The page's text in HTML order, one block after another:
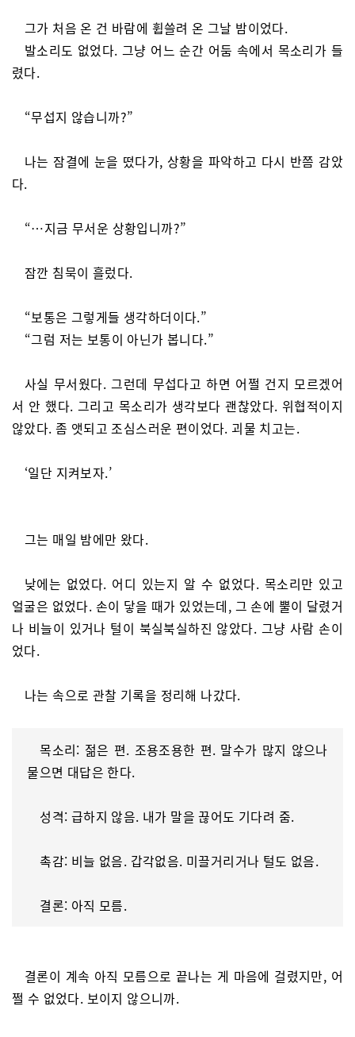
그가 처음 온 건 바람에 휩쓸려 온 그날 밤이었다.
발소리도 없었다. 그냥 어느 순간 어둠 속에서 목소리가 들
렸다.
“무섭지 않습니까?”
나는 잠결에 눈을 떴다가, 상황을 파악하고 다시 반쯤 감았
다.
“…지금 무서운 상황입니까?”
잠깐 침묵이 흘렀다.
“보통은 그렇게들 생각하더이다.”
“그럼 저는 보통이 아닌가 봅니다.”
사실 무서웠다. 그런데 무섭다고 하면 어쩔 건지 모르겠어
서 안 했다. 그리고 목소리가 생각보다 괜찮았다. 위협적이지
않았다. 좀 앳되고 조심스러운 편이었다. 괴물 치고는.
‘일단 지켜보자.’
그는 매일 밤에만 왔다.
낮에는 없었다. 어디 있는지 알 수 없었다. 목소리만 있고
얼굴은 없었다. 손이 닿을 때가 있었는데, 그 손에 뿔이 달렸거
나 비늘이 있거나 털이 북실북실하진 않았다. 그냥 사람 손이
었다.
나는 속으로 관찰 기록을 정리해 나갔다.
목소리: 젊은 편. 조용조용한 편. 말수가 많지 않으나
물으면 대답은 한다.
성격: 급하지 않음. 내가 말을 끊어도 기다려 줌.
촉감: 비늘 없음. 갑각없음. 미끌거리거나 털도 없음.
결론: 아직 모름.
결론이 계속 아직 모름으로 끝나는 게 마음에 걸렸지만, 어
쩔 수 없었다. 보이지 않으니까.